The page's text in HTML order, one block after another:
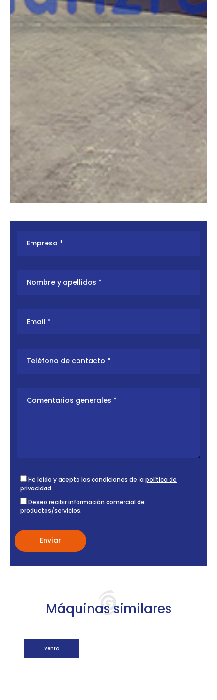
LGMG AR14J
He leído y acepto las condiciones de la política de
privacidad.
Deseo recibir información comercial de
productos/servicios.
Máquinas similares
Venta